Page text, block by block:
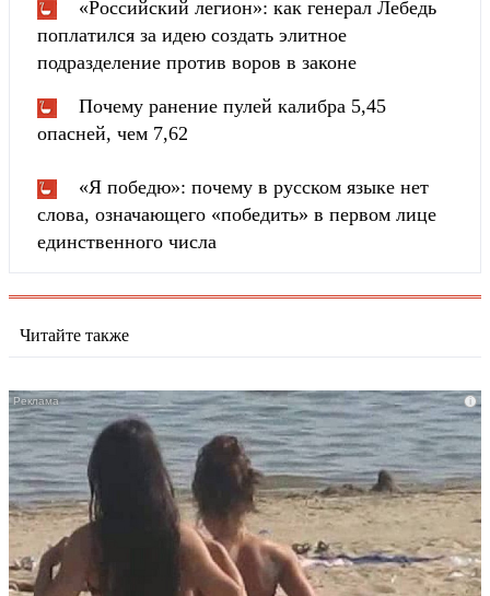
«Российский легион»: как генерал Лебедь
поплатился за идею создать элитное
подразделение против воров в законе
Почему ранение пулей калибра 5,45
опасней, чем 7,62
«Я победю»: почему в русском языке нет
слова, означающего «победить» в первом лице
единственного числа
Читайте также
i